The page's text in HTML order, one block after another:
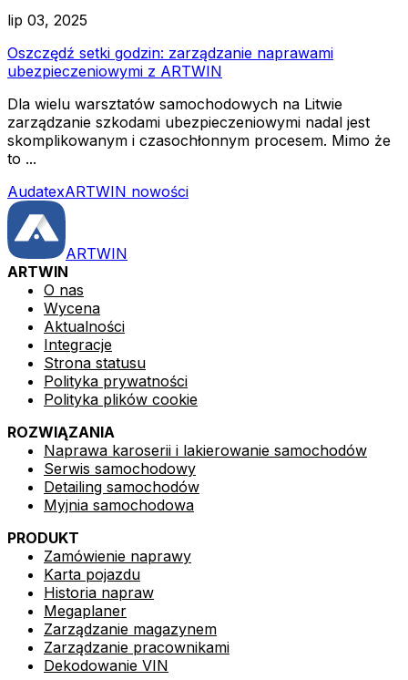
lip 03, 2025
Oszczędź setki godzin: zarządzanie naprawami
ubezpieczeniowymi z ARTWIN
Dla wielu warsztatów samochodowych na Litwie
zarządzanie szkodami ubezpieczeniowymi nadal jest
skomplikowanym i czasochłonnym procesem. Mimo że
to ...
AudatexARTWIN nowości
ARTWIN
ARTWIN
O nas
Wycena
Aktualności
Integracje
Strona statusu
Polityka prywatności
Polityka plików cookie
ROZWIĄZANIA
Naprawa karoserii i lakierowanie samochodów
Serwis samochodowy
Detailing samochodów
Myjnia samochodowa
PRODUKT
Zamówienie naprawy
Karta pojazdu
Historia napraw
Megaplaner
Zarządzanie magazynem
Zarządzanie pracownikami
Dekodowanie VIN